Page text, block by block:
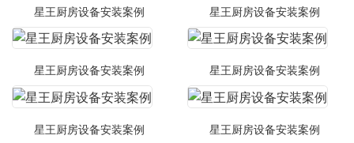
星王厨房设备安装案例 星王厨房设备安装案例
星王厨房设备安装案例 星王厨房设备安装案例
星王厨房设备安装案例 星王厨房设备安装案例